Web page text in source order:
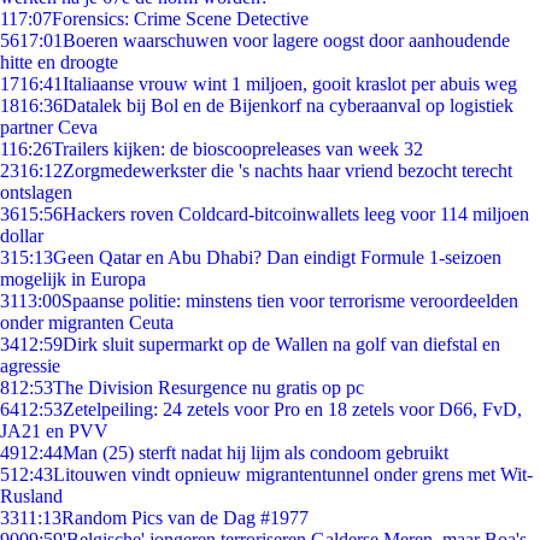
117:07Forensics: Crime Scene Detective
5617:01Boeren waarschuwen voor lagere oogst door aanhoudende
hitte en droogte
1716:41Italiaanse vrouw wint 1 miljoen, gooit kraslot per abuis weg
1816:36Datalek bij Bol en de Bijenkorf na cyberaanval op logistiek
partner Ceva
116:26Trailers kijken: de bioscoopreleases van week 32
2316:12Zorgmedewerkster die 's nachts haar vriend bezocht terecht
ontslagen
3615:56Hackers roven Coldcard-bitcoinwallets leeg voor 114 miljoen
dollar
315:13Geen Qatar en Abu Dhabi? Dan eindigt Formule 1-seizoen
mogelijk in Europa
3113:00Spaanse politie: minstens tien voor terrorisme veroordeelden
onder migranten Ceuta
3412:59Dirk sluit supermarkt op de Wallen na golf van diefstal en
agressie
812:53The Division Resurgence nu gratis op pc
6412:53Zetelpeiling: 24 zetels voor Pro en 18 zetels voor D66, FvD,
JA21 en PVV
4912:44Man (25) sterft nadat hij lijm als condoom gebruikt
512:43Litouwen vindt opnieuw migrantentunnel onder grens met Wit-
Rusland
3311:13Random Pics van de Dag #1977